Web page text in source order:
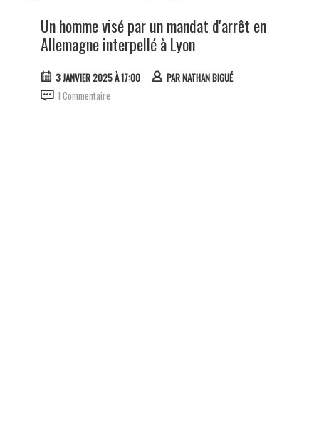
Un homme visé par un mandat d'arrêt en
Allemagne interpellé à Lyon
3 JANVIER 2025 À 17:00 PARNATHAN BIGUÉ
1 Commentaire